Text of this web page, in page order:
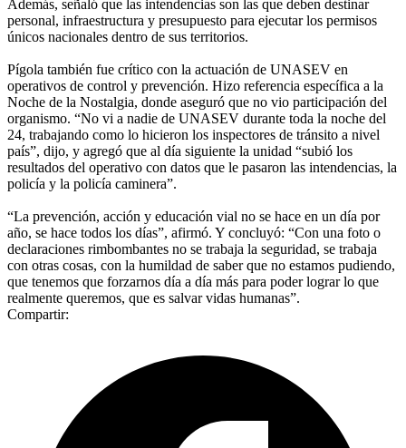
Además, señaló que las intendencias son las que deben destinar
personal, infraestructura y presupuesto para ejecutar los permisos
únicos nacionales dentro de sus territorios.
Pígola también fue crítico con la actuación de UNASEV en
operativos de control y prevención. Hizo referencia específica a la
Noche de la Nostalgia, donde aseguró que no vio participación del
organismo. “No vi a nadie de UNASEV durante toda la noche del
24, trabajando como lo hicieron los inspectores de tránsito a nivel
país”, dijo, y agregó que al día siguiente la unidad “subió los
resultados del operativo con datos que le pasaron las intendencias, la
policía y la policía caminera”.
“La prevención, acción y educación vial no se hace en un día por
año, se hace todos los días”, afirmó. Y concluyó: “Con una foto o
declaraciones rimbombantes no se trabaja la seguridad, se trabaja
con otras cosas, con la humildad de saber que no estamos pudiendo,
que tenemos que forzarnos día a día más para poder lograr lo que
realmente queremos, que es salvar vidas humanas”.
Compartir: